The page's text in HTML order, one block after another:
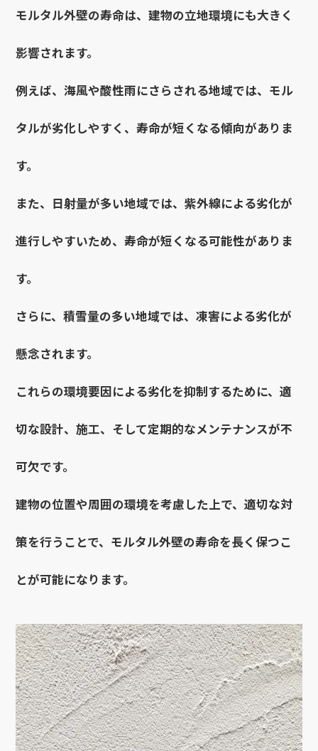
モルタル外壁の寿命は、建物の立地環境にも大きく
影響されます。
例えば、海風や酸性雨にさらされる地域では、モル
タルが劣化しやすく、寿命が短くなる傾向がありま
す。
また、日射量が多い地域では、紫外線による劣化が
進行しやすいため、寿命が短くなる可能性がありま
す。
さらに、積雪量の多い地域では、凍害による劣化が
懸念されます。
これらの環境要因による劣化を抑制するために、適
切な設計、施工、そして定期的なメンテナンスが不
可欠です。
建物の位置や周囲の環境を考慮した上で、適切な対
策を行うことで、モルタル外壁の寿命を長く保つこ
とが可能になります。